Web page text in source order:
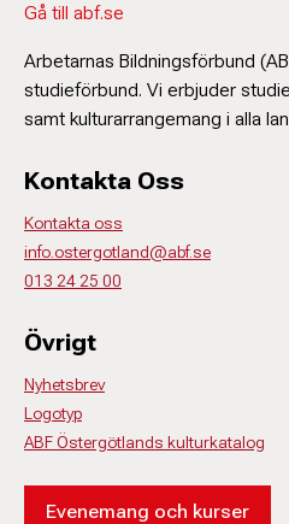
Gå till abf.se
Arbetarnas Bildningsförbund
studieförbund. Vi erbjuder
samt kulturarrangemang i alla
Kontakta Oss
Kontakta oss
info.ostergotland@abf.se
013 24 25 00
Övrigt
Nyhetsbrev
Logotyp
ABF Östergötlands kulturkatalog
Evenemang och kurser